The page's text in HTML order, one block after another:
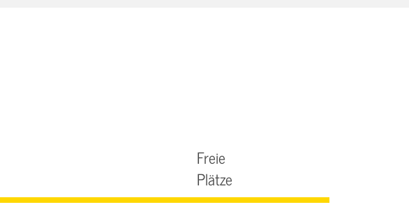
Freie
Plätze